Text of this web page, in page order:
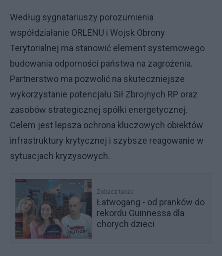
Według sygnatariuszy porozumienia
współdziałanie ORLENU i Wojsk Obrony
Terytorialnej ma stanowić element systemowego
budowania odporności państwa na zagrożenia.
Partnerstwo ma pozwolić na skuteczniejsze
wykorzystanie potencjału Sił Zbrojnych RP oraz
zasobów strategicznej spółki energetycznej.
Celem jest lepsza ochrona kluczowych obiektów
infrastruktury krytycznej i szybsze reagowanie w
sytuacjach kryzysowych.
Zobacz także
Łatwogang - od pranków do
rekordu Guinnessa dla
chorych dzieci